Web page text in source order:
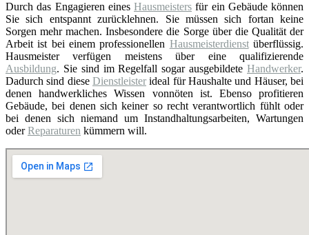
Durch das Engagieren eines Hausmeisters für ein Gebäude können
Sie sich entspannt zurücklehnen. Sie müssen sich fortan keine
Sorgen mehr machen. Insbesondere die Sorge über die Qualität der
Arbeit ist bei einem professionellen Hausmeisterdienstüberflüssig.
Hausmeister verfügen meistens über eine qualifizierende
Ausbildung. Sie sind im Regelfall sogar ausgebildete Handwerker.
Dadurch sind diese Dienstleister ideal für Haushalte und Häuser, bei
denen handwerkliches Wissen vonnöten ist. Ebenso profitieren
Gebäude, bei denen sich keiner so recht verantwortlich fühlt oder
bei denen sich niemand um Instandhaltungsarbeiten, Wartungen
oderReparaturen kümmern will.